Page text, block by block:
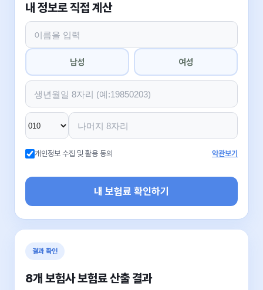
내 정보로 직접 계산
남성 여성
개인정보 수집 및 활용 동의 약관보기
내 보험료 확인하기
결과 확인
8개 보험사 보험료 산출 결과